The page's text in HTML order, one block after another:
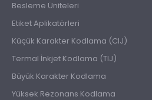
Besleme Üniteleri
Etiket Aplikatörleri
Küçük Karakter Kodlama (CIJ)
Termal İnkjet Kodlama (TIJ)
Büyük Karakter Kodlama
Yüksek Rezonans Kodlama